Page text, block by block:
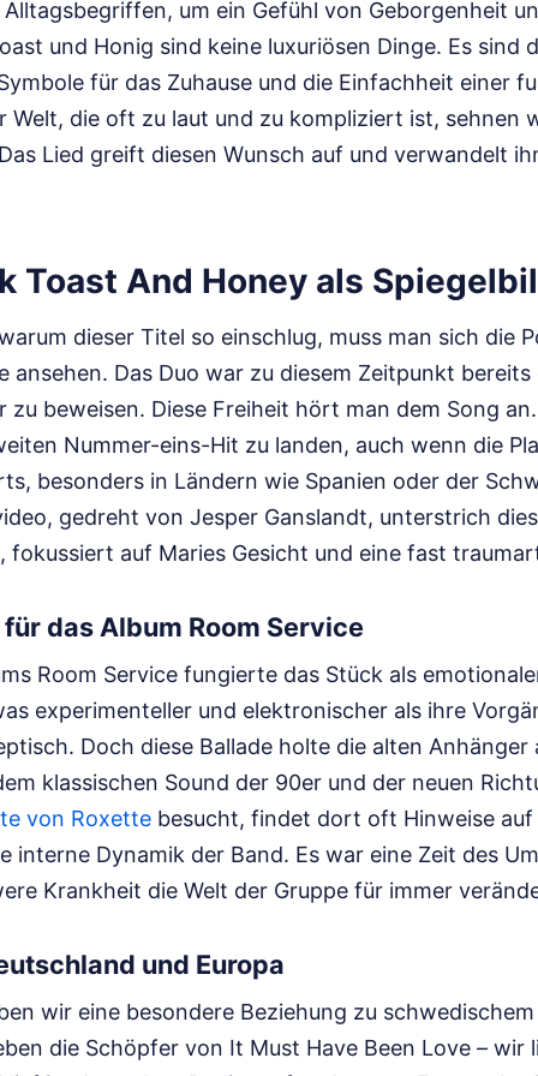
um ein Gefühl von Geborgenheit
und Honig sind keine luxuriösen Dinge. Es sind
für das Zuhause und die Einfachheit einer
Welt, die oft zu laut und zu kompliziert ist, sehnen
Lied greift diesen Wunsch auf und verwandelt
Toast And Honey als
dieser Titel so einschlug, muss man sich die
ansehen. Das Duo war zu diesem Zeitpunkt bereits
beweisen. Diese Freiheit hört man dem Song
Nummer-eins-Hit zu landen, auch wenn die
besonders in Ländern wie Spanien oder der
gedreht von Jesper Ganslandt, unterstrich
fokussiert auf Maries Gesicht und eine fast
das Album Room Service
Room Service fungierte das Stück als
experimenteller und elektronischer als ihre
Doch diese Ballade holte die alten Anhänger
klassischen Sound der 90er und der neuen
von Roxette besucht, findet dort oft Hinweise auf
interne Dynamik der Band. Es war eine Zeit des
Krankheit die Welt der Gruppe für immer
und Europa
wir eine besondere Beziehung zu schwedischem
die Schöpfer von It Must Have Been Love – wir